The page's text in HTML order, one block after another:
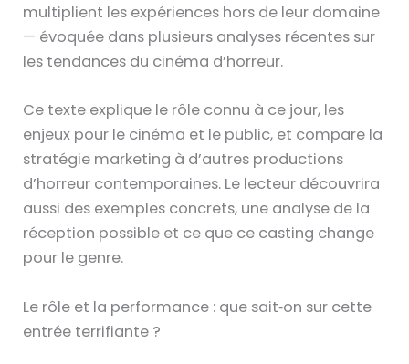
multiplient les expériences hors de leur domaine
— évoquée dans plusieurs analyses récentes sur
les tendances du cinéma d’horreur.
Ce texte explique le rôle connu à ce jour, les
enjeux pour le cinéma et le public, et compare la
stratégie marketing à d’autres productions
d’horreur contemporaines. Le lecteur découvrira
aussi des exemples concrets, une analyse de la
réception possible et ce que ce casting change
pour le genre.
Le rôle et la performance : que sait‑on sur cette
entrée terrifiante ?